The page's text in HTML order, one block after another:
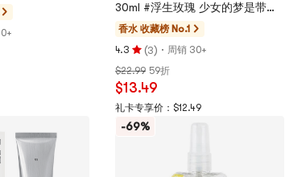
30ml #浮生玫瑰 少女的梦是带着
绿意的玫瑰星云
香水 收藏榜 No.1
4.3
评
分
4.3
颗
星，
(3) · 周销 30+
$22.99 59折
$13.49
礼卡专享价：$12.49
-69%